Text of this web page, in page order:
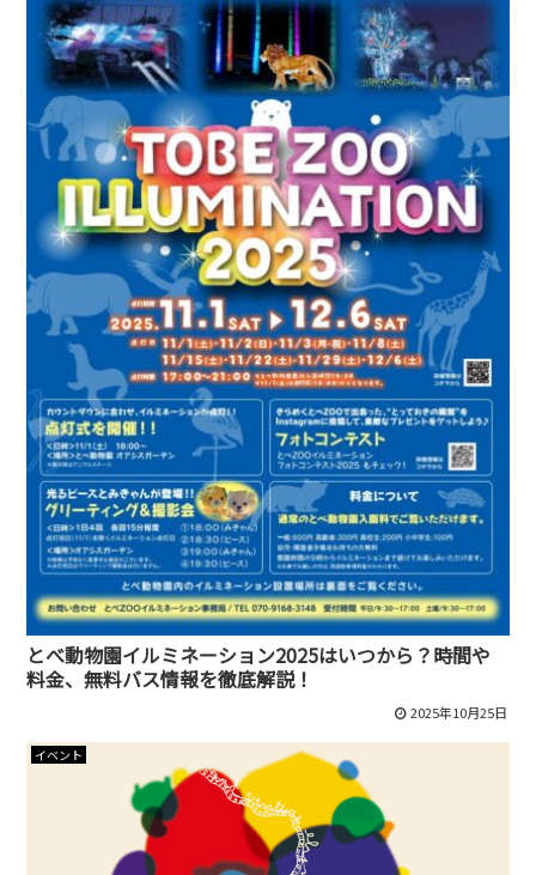
とべ動物園イルミネーション2025はいつから？時間や
料金、無料バス情報を徹底解説！
2025年10月25日
イベント